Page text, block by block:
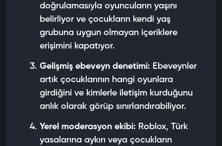
doğrulamasıyla oyuncuların yaşını
belirliyor ve çocukların kendi yaş
grubuna uygun olmayan içeriklere
erişimini kapatıyor.
Gelişmiş ebeveyn denetimi: Ebeveynler
artık çocuklarının hangi oyunlara
girdiğini ve kimlerle iletişim kurduğunu
anlık olarak görüp sınırlandırabiliyor.
Yerel moderasyon ekibi: Roblox, Türk
yasalarına aykırı veya çocukların